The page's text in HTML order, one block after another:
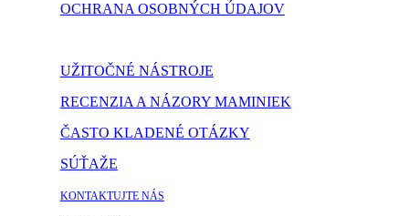
OCHRANA OSOBNÝCH ÚDAJOV
UŽITOČNÉ NÁSTROJE
RECENZIA A NÁZORY MAMINIEK
ČASTO KLADENÉ OTÁZKY
SÚŤAŽE
KONTAKTUJTE NÁS